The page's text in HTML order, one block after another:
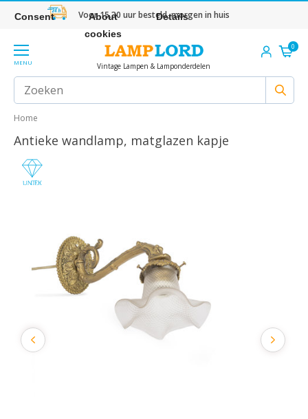
Voor 15.30 uur besteld, morgen in huis
MENU Vintage Lampen & Lamponderdelen
0
Home
Antieke wandlamp, matglazen kapje
Consent
About
cookies
Details